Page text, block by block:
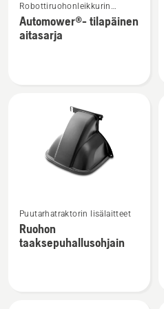
lisätietoja
tuotteesta
Automower®-
Robottiruohonleikkurin
lisälaitteet
Automower®- tilapäinen
aitasarja
lisätietoja
tuotteesta
Ruohon
Puutarhatraktorin lisälaitteet
Ruohon
taaksepuhallusohjain